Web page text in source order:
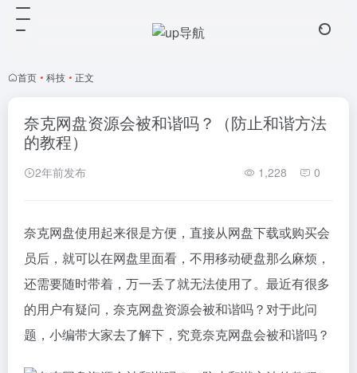
首页 • 科技 • 正文
奈克网盘资源会被和谐吗？（防止和谐方法
的教程）
2年前发布 1,228 0
奈克网盘使用起来很是方便，直接从网盘下载或购买会
员后，就可以在网盘里面看，不用移动硬盘那么麻烦，
还需要随时带着，万一丢了就无法使用了。最近有很多
的用户有疑问，奈克网盘资源会被和谐吗？对于此问
题，小编带大家去了解下，究竟奈克网盘会被和谐吗？